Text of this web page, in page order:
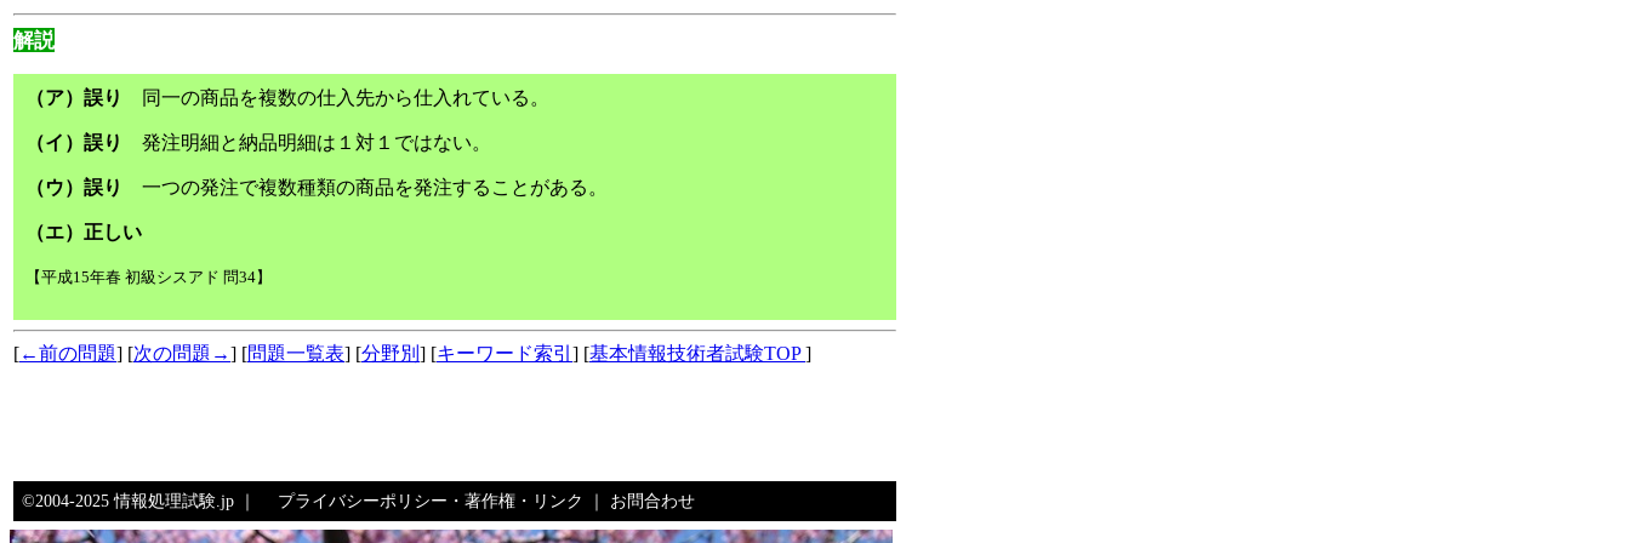
解説
（ア）誤り 同一の商品を複数の仕入先から仕入れている。
（イ）誤り 発注明細と納品明細は１対１ではない。
（ウ）誤り 一つの発注で複数種類の商品を発注することがある。
（エ）正しい
【平成15年春 初級シスアド 問34】
[←前の問題] [次の問題→] [問題一覧表] [分野別 ] [キーワード索引 ] [基本情報技術者試験TOP]
©2004-2025 情報処理試験.jp ｜ プライバシーポリシー・著作権・リンク ｜ お問合わせ